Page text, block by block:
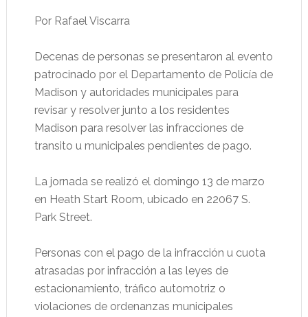
Por Rafael Viscarra
Decenas de personas se presentaron al evento
patrocinado por el Departamento de Policía de
Madison y autoridades municipales para
revisar y resolver junto a los residentes
Madison para resolver las infracciones de
transito u municipales pendientes de pago.
La jornada se realizó el domingo 13 de marzo
en Heath Start Room, ubicado en 22067 S.
Park Street.
Personas con el pago de la infracción u cuota
atrasadas por infracción a las leyes de
estacionamiento, tráfico automotriz o
violaciones de ordenanzas municipales